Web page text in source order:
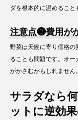
ダを根本的に温めること
注意点❺費用が
野菜は天候に寄り価格の
ることも問題です。オ
がかさむかもしれません。
サラダなら
ットに逆効